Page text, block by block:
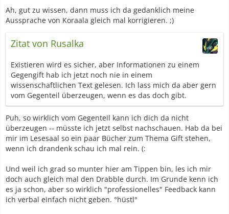
Ah, gut zu wissen, dann muss ich da gedanklich meine
Aussprache von Koraala gleich mal korrigieren. ;)
Zitat von Rusalka
Existieren wird es sicher, aber Informationen zu einem
Gegengift hab ich jetzt noch nie in einem
wissenschaftlichen Text gelesen. Ich lass mich da aber gern
vom Gegenteil überzeugen, wenn es das doch gibt.
Puh, so wirklich vom Gegenteil kann ich dich da nicht
überzeugen -- müsste ich jetzt selbst nachschauen. Hab da bei
mir im Lesesaal so ein paar Bücher zum Thema Gift stehen,
wenn ich drandenk schau ich mal rein. (:
Und weil ich grad so munter hier am Tippen bin, les ich mir
doch auch gleich mal den Drabble durch. Im Grunde kenn ich
es ja schon, aber so wirklich "professionelles" Feedback kann
ich verbal einfach nicht geben. °hüstl°